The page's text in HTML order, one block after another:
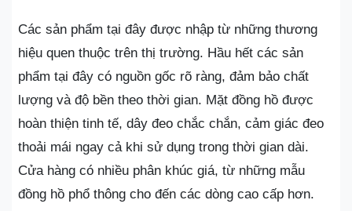
Các sản phẩm tại đây được nhập từ những thương
hiệu quen thuộc trên thị trường. Hầu hết các sản
phẩm tại đây có nguồn gốc rõ ràng, đảm bảo chất
lượng và độ bền theo thời gian. Mặt đồng hồ được
hoàn thiện tinh tế, dây đeo chắc chắn, cảm giác đeo
thoải mái ngay cả khi sử dụng trong thời gian dài.
Cửa hàng có nhiều phân khúc giá, từ những mẫu
đồng hồ phổ thông cho đến các dòng cao cấp hơn.